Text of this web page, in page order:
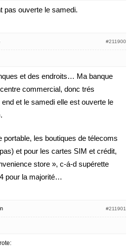
pas ouverte le samedi.
#211900
et des endroits… Ma banque
commercial, donc trés
et le samedi elle est ouverte le
portable, les boutiques de télecoms
et pour les cartes SIM et crédit,
store », c-á-d supérette
pour la majorité…
#211901